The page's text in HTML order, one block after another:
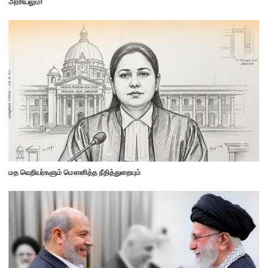
மத வெறியர்களும் மௌனித்த நீதித்துறையும்